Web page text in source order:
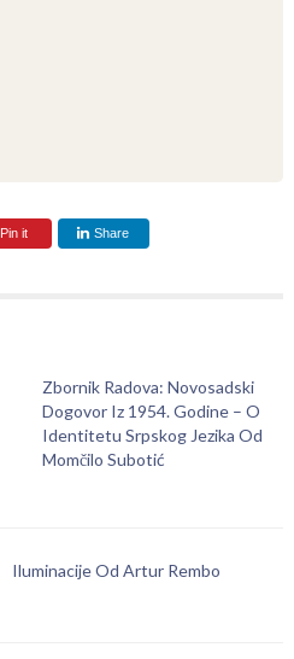
Pin it Share
Zbornik Radova: Novosadski
Dogovor Iz 1954. Godine – O
Identitetu Srpskog Jezika Od
Momčilo Subotić
Iluminacije Od Artur Rembo